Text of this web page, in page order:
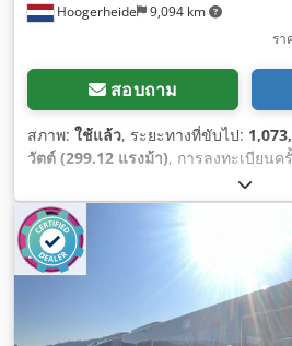
Hoogerheide 9,094 km
รา
สอบถาม
สภาพ: ใช้แล้ว, ระยะทางที่ขับไป:
วัตต์ (299.12 แรงม้า), การลงทะเบียนค
, ตรวจสอบครั้งถัดไป (TÜV):
มลพิษ:ยูโร 5, สี:สีขาว, ปีที่ผลิต:2010,